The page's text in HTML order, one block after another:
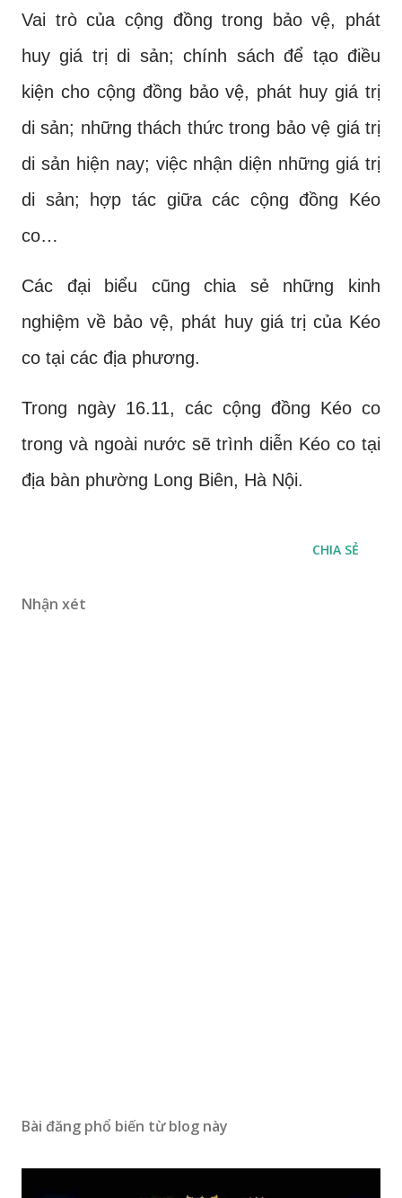
Vai trò của cộng đồng trong bảo vệ, phát
huy giá trị di sản; chính sách để tạo điều
kiện cho cộng đồng bảo vệ, phát huy giá trị
di sản; những thách thức trong bảo vệ giá trị
di sản hiện nay; việc nhận diện những giá trị
di sản; hợp tác giữa các cộng đồng Kéo
co…
Các đại biểu cũng chia sẻ những kinh
nghiệm về bảo vệ, phát huy giá trị của Kéo
co tại các địa phương.
Trong ngày 16.11, các cộng đồng Kéo co
trong và ngoài nước sẽ trình diễn Kéo co tại
địa bàn phường Long Biên, Hà Nội.
CHIA SẺ
Nhận xét
Bài đăng phổ biến từ blog này